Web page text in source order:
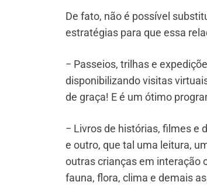
De fato, não é possível
estratégias para que essa
− Passeios, trilhas e
disponibilizando visitas
de graça! E é um ótimo
− Livros de histórias, filmes e
e outro, que tal uma leitura,
outras crianças em interação
fauna, flora, clima e demais